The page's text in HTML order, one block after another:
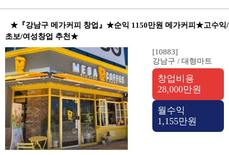
★『강남구 메가커피 창업』★순익 1150만원 메가커피★고수익/
초보/여성창업 추천★
[10883]
강남구 / 대형마트
창업비용
28,000만원
월수익
1,155만원